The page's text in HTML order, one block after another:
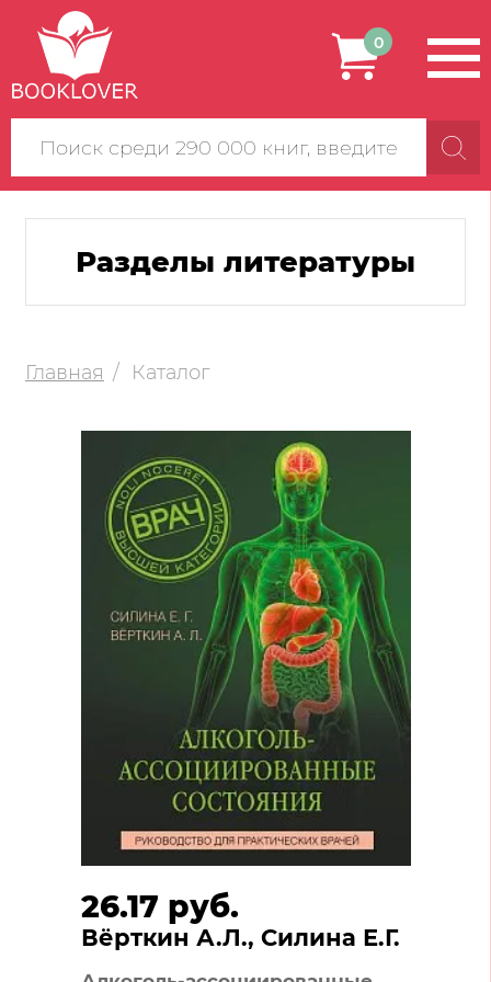
Поиск
по
сайту
0
Разделы литературы
Главная Каталог
26.17 руб.
Вёрткин А.Л., Силина Е.Г.